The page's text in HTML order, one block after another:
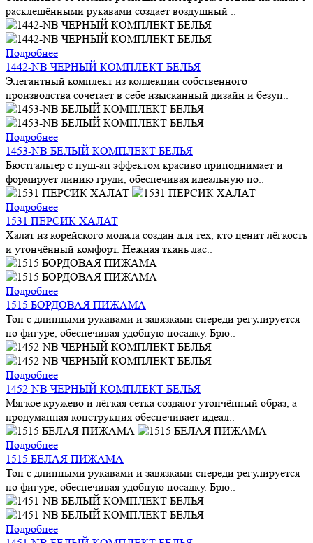
расклешёнными рукавами создает воздушный ..
Подробнее
1442-NB ЧЕРНЫЙ КОМПЛЕКТ БЕЛЬЯ
Элегантный комплект из коллекции собственного
производства сочетает в себе изысканный дизайн и безуп..
Подробнее
1453-NB БЕЛЫЙ КОМПЛЕКТ БЕЛЬЯ
Бюстгальтер с пуш-ап эффектом красиво приподнимает и
формирует линию груди, обеспечивая идеальную по..
Подробнее
1531 ПЕРСИК ХАЛАТ
Халат из корейского модала создан для тех, кто ценит лёгкость
и утончённый комфорт. Нежная ткань лас..
Подробнее
1515 БОРДОВАЯ ПИЖАМА
Топ с длинными рукавами и завязками спереди регулируется
по фигуре, обеспечивая удобную посадку. Брю..
Подробнее
1452-NB ЧЕРНЫЙ КОМПЛЕКТ БЕЛЬЯ
Мягкое кружево и лёгкая сетка создают утончённый образ, а
продуманная конструкция обеспечивает идеал..
Подробнее
1515 БЕЛАЯ ПИЖАМА
Топ с длинными рукавами и завязками спереди регулируется
по фигуре, обеспечивая удобную посадку. Брю..
Подробнее